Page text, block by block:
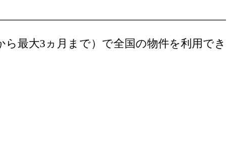
最大3ヵ月まで）で全国の物件を利用でき